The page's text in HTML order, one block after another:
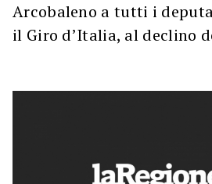
Arcobaleno a tutti i
il Giro d’Italia, al declino